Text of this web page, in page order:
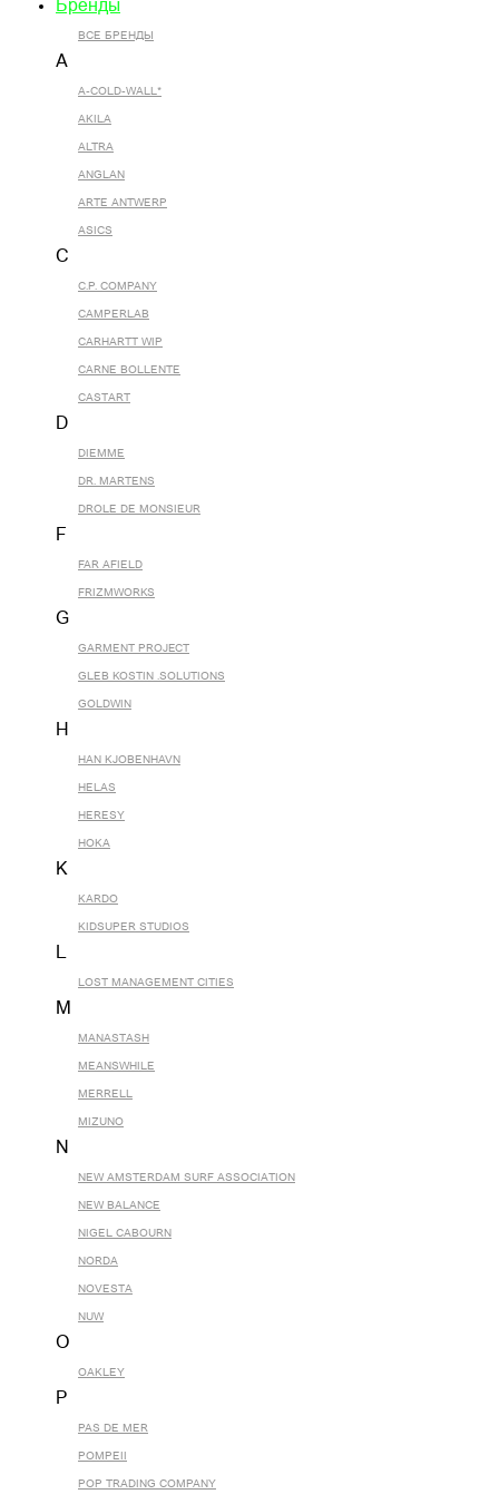
Бренды
ВСЕ БРЕНДЫ
A
A-COLD-WALL*
AKILA
ALTRA
ANGLAN
ARTE ANTWERP
ASICS
C
C.P. COMPANY
CAMPERLAB
CARHARTT WIP
CARNE BOLLENTE
CASTART
D
DIEMME
DR. MARTENS
DROLE DE MONSIEUR
F
FAR AFIELD
FRIZMWORKS
G
GARMENT PROJECT
GLEB KOSTIN .SOLUTIONS
GOLDWIN
H
HAN KJOBENHAVN
HELAS
HERESY
HOKA
K
KARDO
KIDSUPER STUDIOS
L
LOST MANAGEMENT CITIES
M
MANASTASH
MEANSWHILE
MERRELL
MIZUNO
N
NEW AMSTERDAM SURF ASSOCIATION
NEW BALANCE
NIGEL CABOURN
NORDA
NOVESTA
NUW
O
OAKLEY
P
PAS DE MER
POMPEII
POP TRADING COMPANY